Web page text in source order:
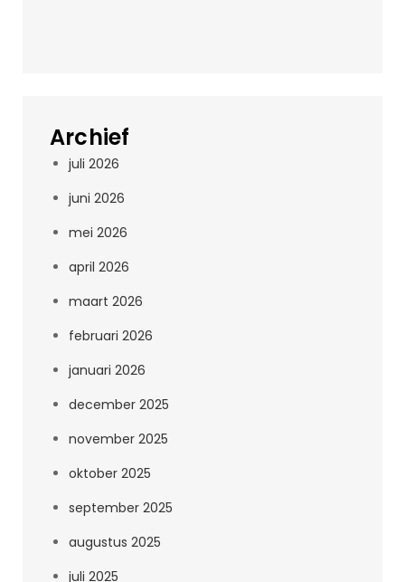
Archief
juli 2026
juni 2026
mei 2026
april 2026
maart 2026
februari 2026
januari 2026
december 2025
november 2025
oktober 2025
september 2025
augustus 2025
juli 2025